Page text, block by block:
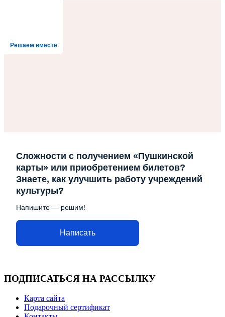
Решаем вместе
Сложности с получением «Пушкинской
карты» или приобретением билетов?
Знаете, как улучшить работу учреждений
культуры?
Напишите — решим!
Написать
ПОДПИСАТЬСЯ НА РАССЫЛКУ
Карта сайта
Подарочный сертификат